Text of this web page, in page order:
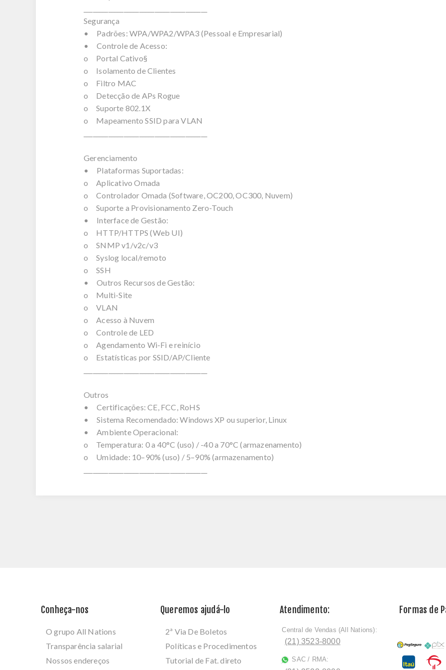
Segurança
• Padrões: WPA/WPA2/WPA3 (Pessoal e Empresarial)
• Controle de Acesso:
o Portal Cativo§
o Isolamento de Clientes
o Filtro MAC
o Detecção de APs Rogue
o Suporte 802.1X
o Mapeamento SSID para VLAN
Gerenciamento
• Plataformas Suportadas:
o Aplicativo Omada
o Controlador Omada (Software, OC200, OC300, Nuvem)
o Suporte a Provisionamento Zero-Touch
• Interface de Gestão:
o HTTP/HTTPS (Web UI)
o SNMP v1/v2c/v3
o Syslog local/remoto
o SSH
• Outros Recursos de Gestão:
o Multi-Site
o VLAN
o Acesso à Nuvem
o Controle de LED
o Agendamento Wi-Fi e reinício
o Estatísticas por SSID/AP/Cliente
Outros
• Certificações: CE, FCC, RoHS
• Sistema Recomendado: Windows XP ou superior, Linux
• Ambiente Operacional:
o Temperatura: 0 a 40°C (uso) / -40 a 70°C (armazenamento)
o Umidade: 10–90% (uso) / 5–90% (armazenamento)
Conheça-nos
O grupo All Nations
Transparência salarial
Nossos endereços
Queremos ajudá-lo
2ª Via De Boletos
Políticas e Procedimentos
Tutorial de Fat. direto
Atendimento:
ﾠCentral de Vendas (All Nations):
(21) 3523-8000
SAC / RMA:
Formas de